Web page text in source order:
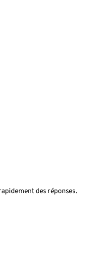
des réponses.